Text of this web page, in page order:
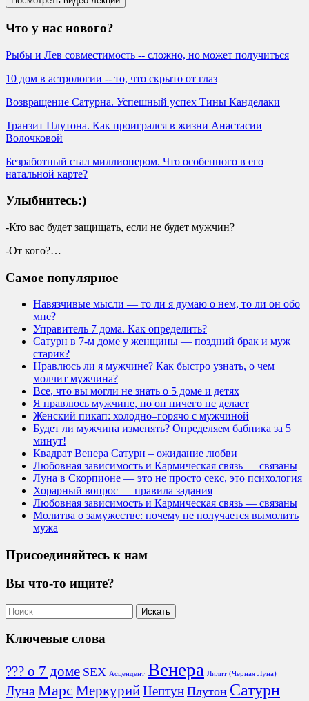
Что у нас нового?
Рыбы и Лев совместимость -- сложно, но может получиться
10 дом в астрологии -- то, что скрыто от глаз
Возвращение Сатурна. Успешный успех Тины Канделаки
Транзит Плутона. Как проигрался в жизни Анастасии
Волочковой
Безработный стал миллионером. Что особенного в его
натальной карте?
Улыбнитесь:)
-Кто вас будет защищать, если не будет мужчин?
-От кого?…
Самое популярное
Навязчивые мысли — то ли я думаю о нем, то ли он обо
мне?
Управитель 7 дома. Как определить?
Сатурн в 7-м доме у женщины — поздний брак и муж
старик?
Нравлюсь ли я мужчине? Как быстро узнать, о чем
молчит мужчина?
Все, что вы могли не знать о 5 доме и детях
Я нравлюсь мужчине, но он ничего не делает
Женский пикап: холодно–горячо с мужчиной
Будет ли мужчина изменять? Определяем бабника за 5
минут!
Квадрат Венера Сатурн – ожидание любви
Любовная зависимость и Кармическая связь — связаны
Луна в Скорпионе — это не просто секс, это психология
Хорарный вопрос — правила задания
Любовная зависимость и Кармическая связь — связаны
Молитва о замужестве: почему не получается вымолить
мужа
Присоединяйтесь к нам
Вы что-то ищите?
Ключевые слова
??? о 7 доме SEX Асцендент Венера Лилит (Черная Луна)
Луна Марс МеркурийНептун Плутон Сатурн